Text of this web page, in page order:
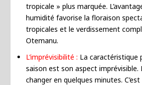
tropicale » plus marquée.
humidité favorise la floraison
tropicales et le verdissement
Otemanu.
L’imprévisibilité : La caractéristique
saison est son aspect
changer en quelques minutes.